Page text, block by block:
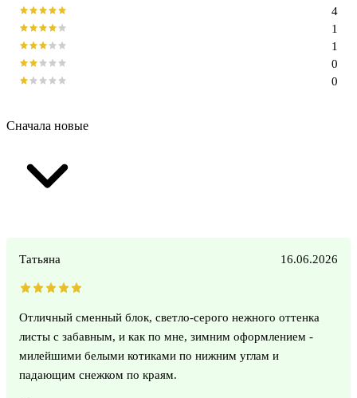
0
0
1
1
4
Сначала новые
Татьяна 16.06.2026
Отличный сменный блок, светло-серого нежного оттенка
листы с забавным, и как по мне, зимним оформлением -
милейшими белыми котиками по нижним углам и
падающим снежком по краям.